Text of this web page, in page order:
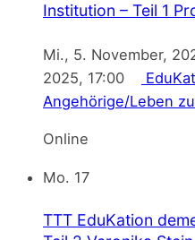
Institution – Teil 1
Mi., 5. November,
2025, 17:00
Angehörige/Leben
Online
Mo. 17
TTT EduKation